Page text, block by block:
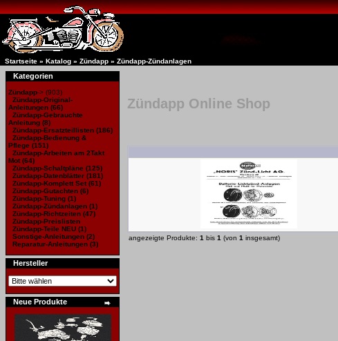
Startseite » Katalog » Zündapp » Zündapp-Zündanlagen
Kategorien
Zündapp-> (903)
Zündapp-Original-
Anleitungen (66)
Zündapp-Gebrauchte
Anleitung (8)
Zündapp-Ersatzteillisten (186)
Zündapp-Bedienung &
Pflege (151)
Zündapp-Arbeiten am 2Takt
Mot (64)
Zündapp-Schaltpläne (125)
Zündapp-Datenblätter (181)
Zündapp-Komplett Set (61)
Zündapp-Gutachten (6)
Zündapp-Tuning (1)
Zündapp-Zündanlagen (1)
Zündapp-Richtzeiten (47)
Zündapp-Preislisten
Zündapp-Teile NEU (1)
Sonstige-Anleitungen (2)
Reparatur-Anleitungen (3)
Hersteller
Neue Produkte
Zündapp Online Shop
angezeigte Produkte: 1 bis 1 (von 1 insgesamt)